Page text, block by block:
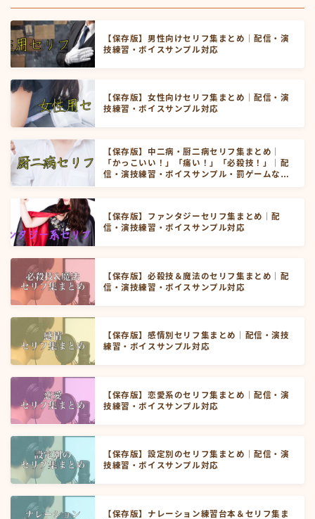
【保存版】男性向けセリフ集まとめ｜配信・演
技練習・ボイスサンプル対応
【保存版】女性向けセリフ集まとめ｜配信・演
技練習・ボイスサンプル対応
【保存版】中二病・厨二病セリフ集まとめ｜
「かっこいい！」「痛い！」「必殺技！」｜配
信・演技練習・ボイスサンプル・罰ゲームなど
【保存版】ファンタジーセリフ集まとめ｜配
信・演技練習・ボイスサンプル対応
【保存版】必殺技＆魔法のセリフ集まとめ｜配
信・演技練習・ボイスサンプル対応
【保存版】感情別セリフ集まとめ｜配信・演技
練習・ボイスサンプル対応
【保存版】恋愛系のセリフ集まとめ｜配信・演
技練習・ボイスサンプル対応
【保存版】設定別のセリフ集まとめ｜配信・演
技練習・ボイスサンプル対応
【保存版】ナレーション練習台本＆セリフ集ま